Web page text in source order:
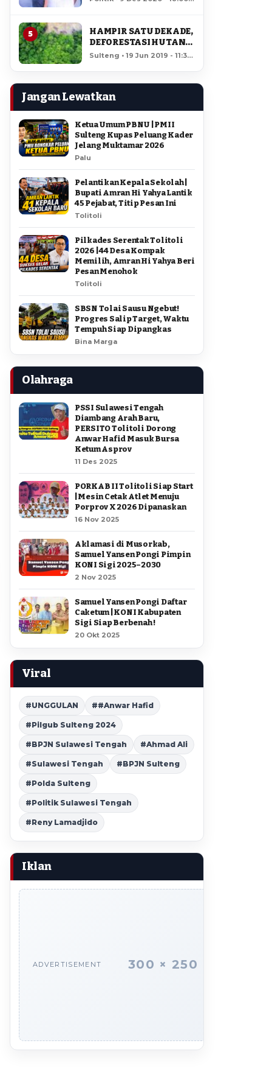
5
HAMPIR SATU DEKADE,
DEFORESTASI HUTAN
LORE LINDU MENCAPAI
Sulteng • 19 Jun 2019 - 11:34
Jangan Lewatkan
Ketua Umum PBNU | PMII
Sulteng Kupas Peluang Kader
Jelang Muktamar 2026
Palu
Pelantikan Kepala Sekolah |
Bupati Amran Hi Yahya Lantik
45 Pejabat, Titip Pesan Ini
Tolitoli
Pilkades Serentak Tolitoli
2026 | 44 Desa Kompak
Memilih, Amran Hi Yahya Beri
Pesan Menohok
Tolitoli
SBSN Tolai Sausu Ngebut!
Progres Salip Target, Waktu
Tempuh Siap Dipangkas
Bina Marga
Olahraga
PSSI Sulawesi Tengah
Diambang Arah Baru,
PERSITO Tolitoli Dorong
Anwar Hafid Masuk Bursa
Ketum Asprov
11 Des 2025
PORKAB II Tolitoli Siap Start
| Mesin Cetak Atlet Menuju
Porprov X 2026 Dipanaskan
16 Nov 2025
Aklamasi di Musorkab,
Samuel Yansen Pongi Pimpin
KONI Sigi 2025–2030
2 Nov 2025
Samuel Yansen Pongi Daftar
Caketum | KONI Kabupaten
Sigi Siap Berbenah !
20 Okt 2025
Viral
#UNGGULAN ##Anwar Hafid
#Pilgub Sulteng 2024
#BPJN Sulawesi Tengah #Ahmad Ali
#Sulawesi Tengah #BPJN Sulteng
#Polda Sulteng
#Politik Sulawesi Tengah
#Reny Lamadjido
Iklan
ADVERTISEMENT 300 × 250